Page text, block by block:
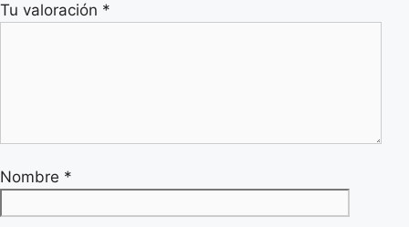
Tu valoración *
Nombre *